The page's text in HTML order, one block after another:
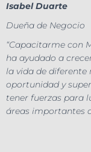
Isabel Duarte
Dueña de Negocio
“Capacitarme con
ha ayudado a
la vida de
oportunidad y
tener fuerzas para
áreas importantes